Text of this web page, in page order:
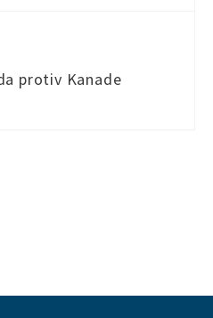
protiv Kanade